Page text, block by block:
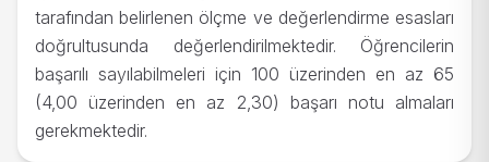
tarafından belirlenen ölçme ve değerlendirme esasları
doğrultusunda değerlendirilmektedir. Öğrencilerin
başarılı sayılabilmeleri için 100 üzerinden en az 65
(4,00 üzerinden en az 2,30) başarı notu almaları
gerekmektedir.